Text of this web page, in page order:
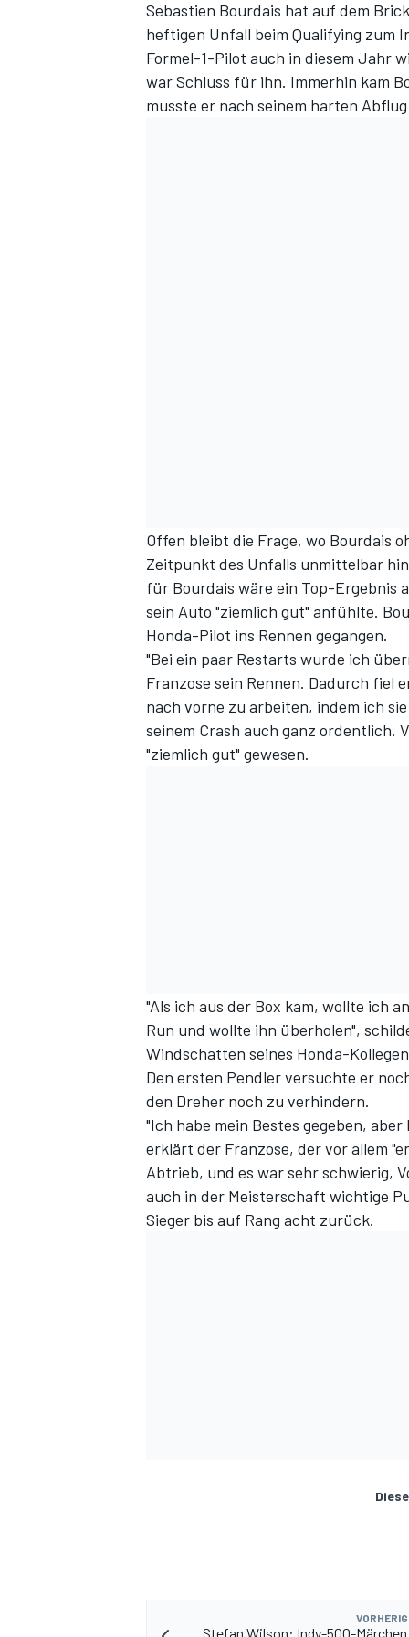
Sebastien Bourdais hat auf dem
heftigen Unfall beim Qualifying zum
Formel-1-Pilot auch in diesem Jahr
war Schluss für ihn. Immerhin kam
musste er nach seinem harten
Offen bleibt die Frage, wo Bourdais
Zeitpunkt des Unfalls unmittelbar
für Bourdais wäre ein Top-Ergebnis
sein Auto "ziemlich gut" anfühlte.
Honda-Pilot ins Rennen gegangen.
"Bei ein paar Restarts wurde ich
Franzose sein Rennen. Dadurch fiel
nach vorne zu arbeiten, indem ich
seinem Crash auch ganz ordentlich.
"ziemlich gut" gewesen.
"Als ich aus der Box kam, wollte ich
Run und wollte ihn überholen",
Windschatten seines Honda-
Den ersten Pendler versuchte er
den Dreher noch zu verhindern.
"Ich habe mein Bestes gegeben,
erklärt der Franzose, der vor allem
Abtrieb, und es war sehr schwierig,
auch in der Meisterschaft wichtige
Sieger bis auf Rang acht zurück.
Stefan Wilson: Indy-500-